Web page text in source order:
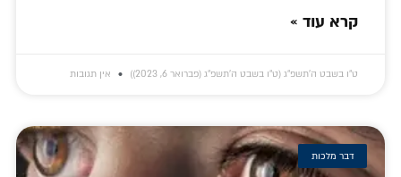
קרא עוד »
ט״ו בשבט ה׳תשפ״ג (ט״ו בשבט ה׳תשפ״ג (פברואר 6, 2023)) אין תגובות
דבר מלכות